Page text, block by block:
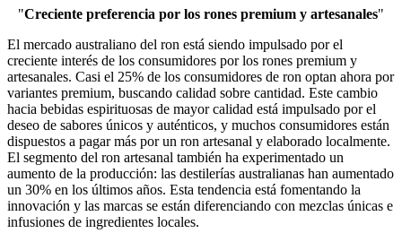
"Creciente preferencia por los rones premium y artesanales"
El mercado australiano del ron está siendo impulsado por el
creciente interés de los consumidores por los rones premium y
artesanales. Casi el 25% de los consumidores de ron optan ahora por
variantes premium, buscando calidad sobre cantidad. Este cambio
hacia bebidas espirituosas de mayor calidad está impulsado por el
deseo de sabores únicos y auténticos, y muchos consumidores están
dispuestos a pagar más por un ron artesanal y elaborado localmente.
El segmento del ron artesanal también ha experimentado un
aumento de la producción: las destilerías australianas han aumentado
un 30% en los últimos años. Esta tendencia está fomentando la
innovación y las marcas se están diferenciando con mezclas únicas e
infusiones de ingredientes locales.